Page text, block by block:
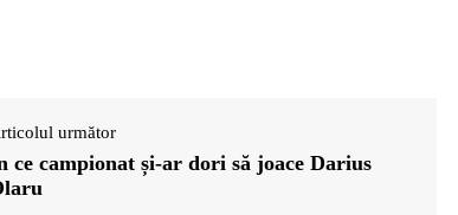
următor
ce campionat și-ar dori să joace Darius